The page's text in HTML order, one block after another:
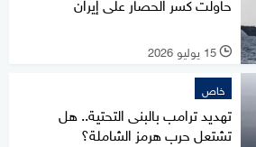
l 15 يوليو 2026
خاص
تهديد ترامب بالبنى التحتية.. هل
تشتعل حرب هرمز الشاملة؟